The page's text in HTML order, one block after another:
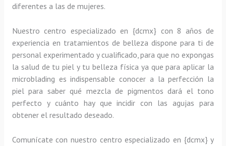
diferentes a las de mujeres.
Nuestro centro especializado en {dcmx} con 8 años de
experiencia en tratamientos de belleza dispone para ti de
personal experimentado y cualificado, para que no expongas
la salud de tu piel y tu belleza física ya que para aplicar la
microblading es indispensable conocer a la perfección la
piel para saber qué mezcla de pigmentos dará el tono
perfecto y cuánto hay que incidir con las agujas para
obtener el resultado deseado.
Comunícate con nuestro centro especializado en {dcmx} y